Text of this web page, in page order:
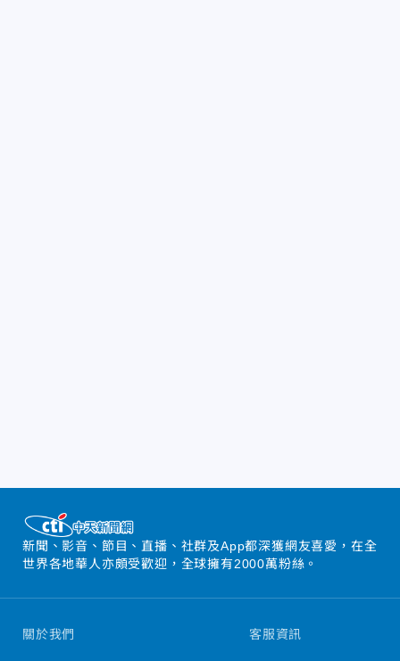
新聞、影音、節目、直播、社群及App都深獲網友喜愛，在全
世界各地華人亦頗受歡迎，全球擁有2000萬粉絲。
關於我們 客服資訊